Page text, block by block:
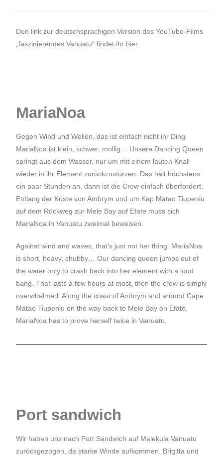
Den link zur deutschsprachigen Version des YouTube-Films
„faszinierendes Vanuatu“ findet ihr hier.
MariaNoa
Gegen Wind und Wellen, das ist einfach nicht ihr Ding.
MariaNoa ist klein, schwer, mollig… Unsere Dancing Queen
springt aus dem Wasser, nur um mit einem lauten Knall
wieder in ihr Element zurückzustürzen. Das hält höchstens
ein paar Stunden an, dann ist die Crew einfach überfordert.
Entlang der Küste von Ambrym und um Kap Matao Tiupeniu
auf dem Rückweg zur Mele Bay auf Efate muss sich
MariaNoa in Vanuatu zweimal beweisen.
Against wind and waves, that’s just not her thing. MariaNoa
is short, heavy, chubby… Our dancing queen jumps out of
the water only to crash back into her element with a loud
bang. That lasts a few hours at most, then the crew is simply
overwhelmed. Along the coast of Ambrym and around Cape
Matao Tiupeniu on the way back to Mele Bay on Efate,
MariaNoa has to prove herself twice in Vanuatu.
Port sandwich
Wir haben uns nach Port Sandwich auf Malekula Vanuatu
zurückgezogen, da starke Winde aufkommen. Brigitta und